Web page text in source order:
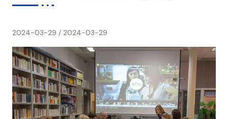
2024-03-29 / 2024-03-29